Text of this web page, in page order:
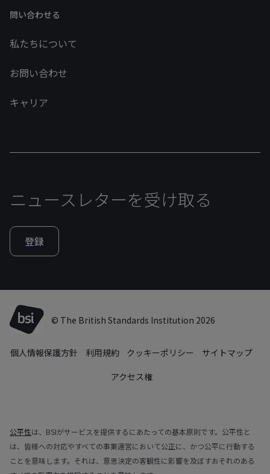
問い合わせる
私たちについて
お問い合わせ
キャリア
ニュースレターを受け取る
登録
© The British Standards Institution 2026
個人情報保護方針 利用規約 クッキーポリシー
サイトマップ
アクセス権
公平性は、BSIがサービスを提供するにあたっての基本原則です。公平性と
は、皆様への対応やすべての事業運営において公正に、かつ公平に行動する
ことを意味します。それは、意思決定の客観性に影響を及ぼすおそれのある